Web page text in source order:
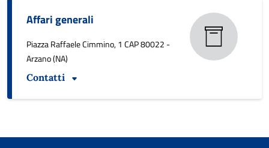
Affari generali
Piazza Raffaele Cimmino, 1 CAP 80022 -
Arzano (NA)
Contatti